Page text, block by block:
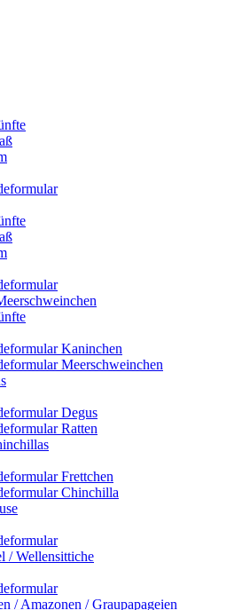
Kaninchen
Meerschweinchen
Degus
Ratten
Frettchen
Chinchilla
/ Wellensittiche
/ Amazonen / Graupapageien